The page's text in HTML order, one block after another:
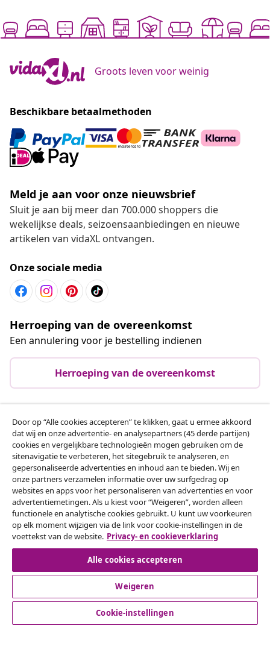
Groots leven voor weinig
Beschikbare betaalmethoden
Meld je aan voor onze nieuwsbrief
Sluit je aan bij meer dan 700.000 shoppers die
wekelijkse deals, seizoensaanbiedingen en nieuwe
artikelen van vidaXL ontvangen.
Onze sociale media
Herroeping van de overeenkomst
Een annulering voor je bestelling indienen
Herroeping van de overeenkomst
Klantenservice
Zakelijk
vidaXL
Ontdek meer
© 2008-2026 vidaXL www.vidaxl.nl is een website van vidaXL
Door op “Alle cookies accepteren” te klikken, gaat u ermee akkoord
dat wij en onze advertentie- en analysepartners (45 derde partijen)
cookies en vergelijkbare technologieën mogen gebruiken om de
sitenavigatie te verbeteren, het sitegebruik te analyseren, en
gepersonaliseerde advertenties en inhoud aan te bieden. Wij en
onze partners verzamelen informatie over uw surfgedrag op
websites en apps voor het personaliseren van advertenties en voor
advertentiemetingen. Als u kiest voor “Weigeren”, worden alleen
functionele en analytische cookies gebruikt. U kunt uw voorkeuren
op elk moment wijzigen via de link voor cookie-instellingen in de
voettekst van de website. Privacy- en cookieverklaring
Alle cookies accepteren
Weigeren
Cookie-instellingen